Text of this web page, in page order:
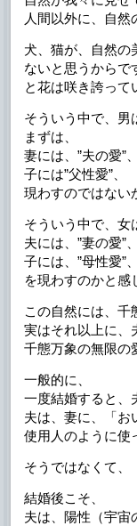
人間以外に、自
犬、猫が、自然の
ないと思うからで
と花は咲き誇って
そういう中で、男
まずは、
妻には、”夫の愛”、
子には”父性愛”、
現わすのではない
そういう中で、女
夫には、”妻の愛”、
子には、”母性愛”、
を現わすのかと感
この自然には、千
実はそれ以上に、
千態万象の無限の
一般的に、
一度結婚すると、
夫は、妻に、「お
使用人のように使
そうではなくて、
結婚後こそ、
夫は、陽性（宇宙